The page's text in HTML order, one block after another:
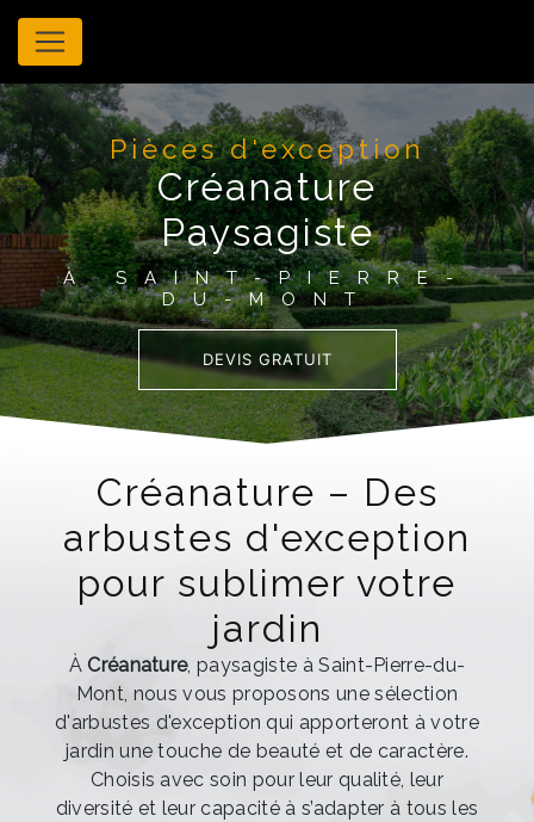
Panneau de gestion des cookies
Pièces d'exception
Créanature
Paysagiste
À SAINT-PIERRE-
DU-MONT
DEVIS GRATUIT
Créanature – Des
arbustes d'exception
pour sublimer votre
jardin
ÀCréanature, paysagiste à Saint-Pierre-du-
Mont, nous vous proposons une sélection
d'arbustes d'exception qui apporteront à votre
jardin une touche de beauté et de caractère.
Choisis avec soin pour leur qualité, leur
diversité et leur capacité à s’adapter à tous les